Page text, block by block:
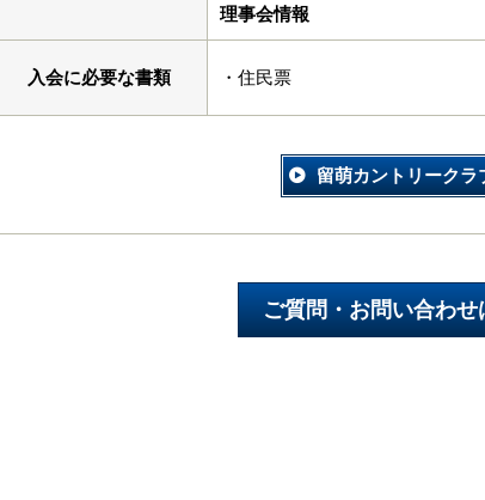
理事会情報
入会に必要な書類 ・住民票
留萌カントリークラ